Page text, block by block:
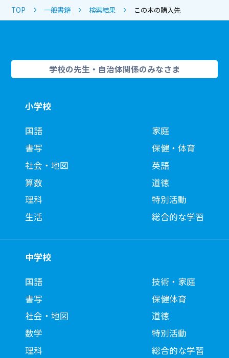
TOP 一般書籍 検索結果 この本の購入先
学校の先生・自治体関係のみなさま
小学校
国語
書写
社会・地図
算数
理科
生活
家庭
保健・体育
英語
道徳
特別活動
総合的な学習
中学校
国語
書写
社会・地図
数学
理科
技術・家庭
保健体育
道徳
特別活動
総合的な学習